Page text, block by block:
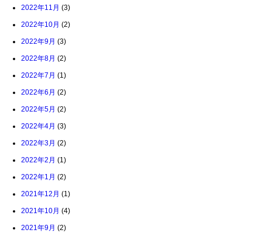
2022年11月 (3)
2022年10月 (2)
2022年9月 (3)
2022年8月 (2)
2022年7月 (1)
2022年6月 (2)
2022年5月 (2)
2022年4月 (3)
2022年3月 (2)
2022年2月 (1)
2022年1月 (2)
2021年12月 (1)
2021年10月 (4)
2021年9月 (2)